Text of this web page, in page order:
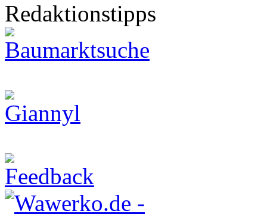
Redaktionstipps